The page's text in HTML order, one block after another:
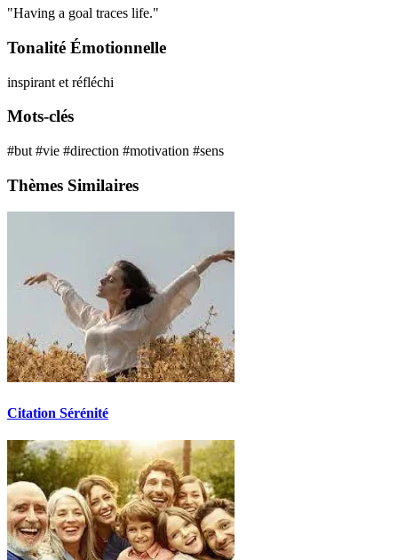
"Having a goal traces life."
Tonalité Émotionnelle
inspirant et réfléchi
Mots-clés
#but #vie #direction #motivation #sens
Thèmes Similaires
Citation Sérénité